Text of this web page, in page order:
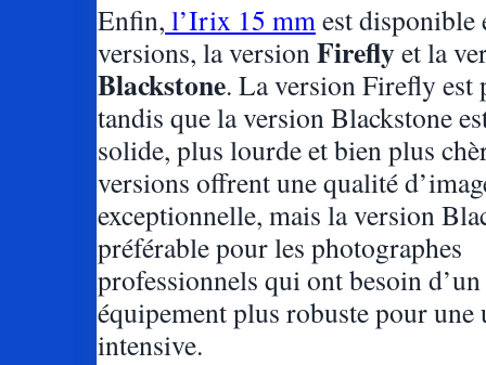
Enfin, l’Irix 15 mmest disponible
versions, la versionFireflyet la
Blackstone. La version Firefly est
tandis que la version Blackstone
solide, plus lourde et bien plus
versions offrent une qualité
exceptionnelle, mais la version
préférable pour les photographes
professionnels qui ont besoin d’un
équipement plus robuste pour
intensive.